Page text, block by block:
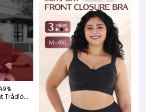
Trådlös